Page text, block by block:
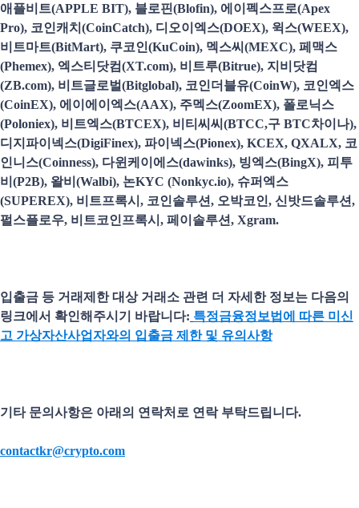
애플비트(APPLE BIT), 블로핀(Blofin), 에이펙스프로(Apex
Pro), 코인캐치(CoinCatch), 디오이엑스(DOEX), 윅스(WEEX),
비트마트(BitMart), 쿠코인(KuCoin), 멕스씨(MEXC), 페맥스
(Phemex), 엑스티닷컴(XT.com), 비트루(Bitrue), 지비닷컴
(ZB.com), 비트글로벌(Bitglobal), 코인더블유(CoinW), 코인엑스
(CoinEX), 에이에이엑스(AAX), 주멕스(ZoomEX), 폴로닉스
(Poloniex), 비트엑스(BTCEX), 비티씨씨(BTCC,구 BTC차이나),
디지파이넥스(DigiFinex), 파이넥스(Pionex), KCEX, QXALX, 코
인니스(Coinness), 다윈케이에스(dawinks), 빙엑스(BingX), 피투
비(P2B), 왈비(Walbi), 논KYC (Nonkyc.io), 슈퍼엑스
(SUPEREX), 비트프록시, 코인솔루션, 오박코인, 신밧드솔루션,
펄스플로우, 비트코인프록시, 페이솔루션, Xgram.
입출금 등 거래제한 대상 거래소 관련 더 자세한 정보는 다음의
링크에서 확인해주시기 바랍니다: 특정금융정보법에 따른 미신
고 가상자산사업자와의 입출금 제한 및 유의사항
기타 문의사항은 아래의 연락처로 연락 부탁드립니다.
contactkr@crypto.com